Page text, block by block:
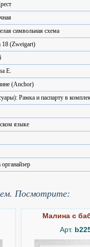
символьная схема
18 (Zweigart)
Е.
(Anchor)
Рамка и паспарту в
языке
Посмотрите:
Малина с
Арт.